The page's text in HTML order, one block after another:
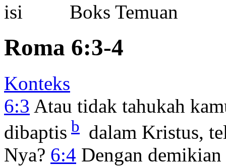
Boks Temuan
Roma 6:3-4
Konteks
6:3 Atau tidak tahukah
dibaptis b dalam Kristus,
Nya? 6:4 Dengan